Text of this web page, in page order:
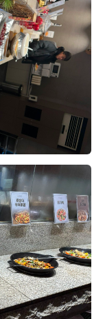
걱정도 많이 줄
까지 세심하게
결정하게 되었습
아 있지만 시작부
습니다. 앞으로
남을 수 있기를
부터 시작해야 할
상담받아보시는 것
+8
음
왔는데 전체적으
었던 건 해산물 코
치와 연어 등 다양
위에 깔끔하게
도 두툼하게 썰려
서 여러 번 가져
데 김치와 무침류,